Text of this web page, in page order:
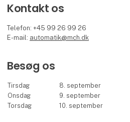
Kontakt os
Telefon: +45 99 26 99 26
E-mail: automatik@mch.dk
Besøg os
Tirsdag 8. september
Onsdag
9. september
Torsdag
10. september